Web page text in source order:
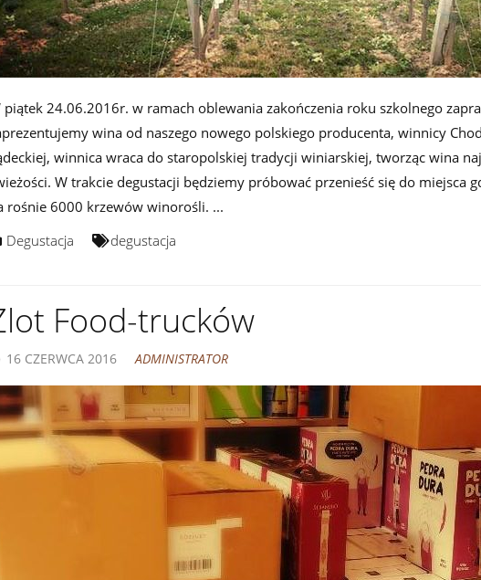
piątek 24.06.2016r. w ramach oblewania zakończenia roku szkolnego
wina od naszego nowego polskiego producenta, winnicy
winnica wraca do staropolskiej tradycji winiarskiej, tworząc wina
W trakcie degustacji będziemy próbować przenieść się do miejsca
rośnie 6000 krzewów winorośli. ...
Degustacja
degustacja
Food-trucków
16 CZERWCA 2016 ADMINISTRATOR